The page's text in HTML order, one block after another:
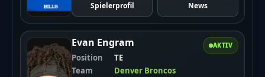
Spielerprofil News
AKTIV
Evan Engram
Position
TE
Team
Denver Broncos